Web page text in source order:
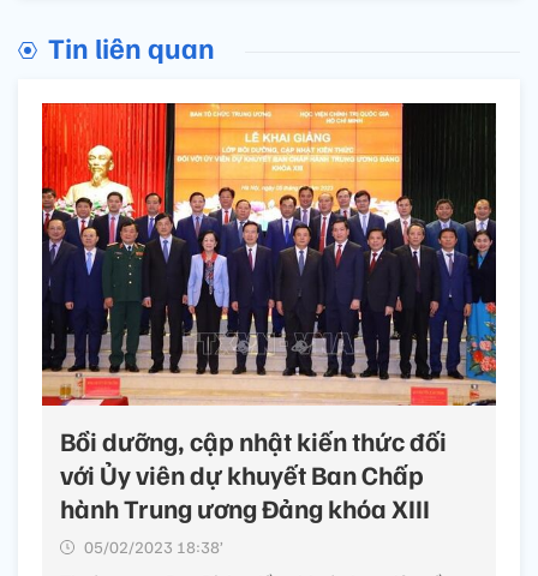
Tin liên quan
Bồi dưỡng, cập nhật kiến thức đối
với Ủy viên dự khuyết Ban Chấp
hành Trung ương Đảng khóa XIII
05/02/2023 18:38’